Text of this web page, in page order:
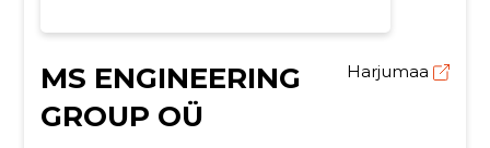
MS ENGINEERING
GROUP OÜ
Harjumaa